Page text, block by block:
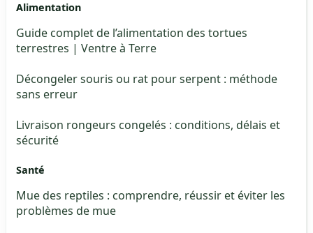
Alimentation
Guide complet de l’alimentation des tortues
terrestres | Ventre à Terre
Décongeler souris ou rat pour serpent : méthode
sans erreur
Livraison rongeurs congelés : conditions, délais et
sécurité
Santé
Mue des reptiles : comprendre, réussir et éviter les
problèmes de mue